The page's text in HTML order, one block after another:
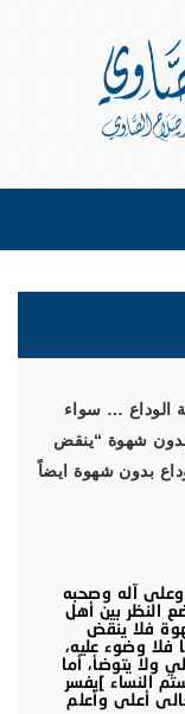
الوداع … سواء
شهوة “ينقض
بدون شهوة ايضاً
وعلى آله وصحبه
النظر بين أهل
فلا ينقض
فلا وضوء عليه،
ولا يتوضأ، أما
النساء ]يفسر
أعلى وأعلم